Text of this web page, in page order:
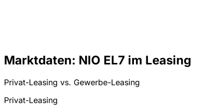
Marktdaten: NIO EL7 im Leasing
Privat-Leasing vs. Gewerbe-Leasing
Privat-Leasing